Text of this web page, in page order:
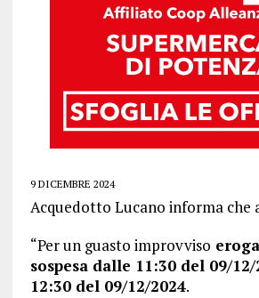
9 DICEMBRE 2024
Acquedotto Lucano informa che
“Per un guasto improvviso
sospesa dalle 11:30 del 09/
12:30 del 09/12/2024.